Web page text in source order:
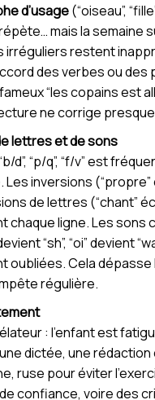
d’usage(“oiseau”,
mais la semaine
irréguliers restent
des verbes ou des
“les copains est
ne corrige
lettres et de sons
d”, “p/q”, “f/v” est
Les inversions
de lettres (“chant”
chaque ligne. Les sons
“sh”, “oi” devient
oubliées. Cela dépasse
régulière.
: l’enfant est
dictée, une rédaction
ruse pour éviter
confiance, voire des